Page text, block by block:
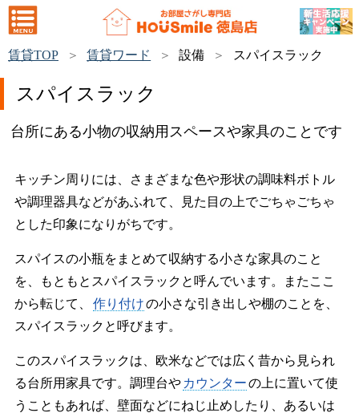
賃貸TOP 賃貸ワード 設備 スパイスラック
スパイスラック
台所にある小物の収納用スペースや家具のことです
キッチン周りには、さまざまな色や形状の調味料ボトル
や調理器具などがあふれて、見た目の上でごちゃごちゃ
とした印象になりがちです。
スパイスの小瓶をまとめて収納する小さな家具のこと
を、もともとスパイスラックと呼んでいます。またここ
から転じて、
作り付けの小さな引き出しや棚のことを、
スパイスラックと呼びます。
このスパイスラックは、欧米などでは広く昔から見られ
る台所用家具です。調理台や カウンターの上に置いて使
うこともあれば、壁面などにねじ止めしたり、あるいは